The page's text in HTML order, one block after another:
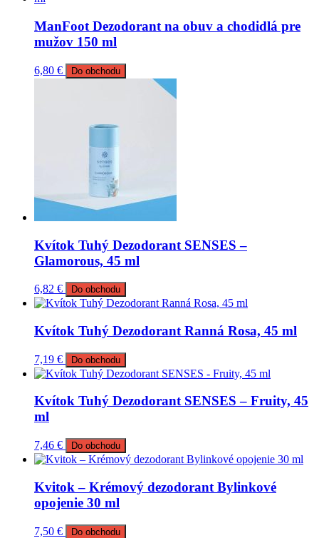
ManFoot Dezodorant na obuv a chodidlá pre
mužov 150 ml
6,80 € Do obchodu
Kvítok Tuhý Dezodorant SENSES –
Glamorous, 45 ml
6,82 € Do obchodu
Kvítok Tuhý Dezodorant Ranná Rosa, 45 ml
7,19 € Do obchodu
Kvítok Tuhý Dezodorant SENSES – Fruity, 45
ml
7,46 € Do obchodu
Kvitok – Krémový dezodorant Bylinkové
opojenie 30 ml
7,50 € Do obchodu